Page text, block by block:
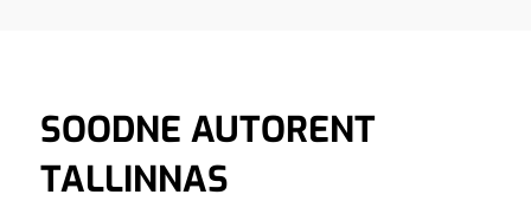
SOODNE AUTORENT
TALLINNAS